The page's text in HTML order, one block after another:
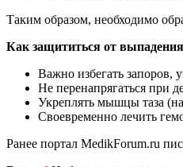
Таким образом, необходимо
Как защититься от
Важно избегать запоров,
Не перенапрягаться при
Укреплять мышцы таза
Своевременно лечить
Ранее портал MedikForum.ru